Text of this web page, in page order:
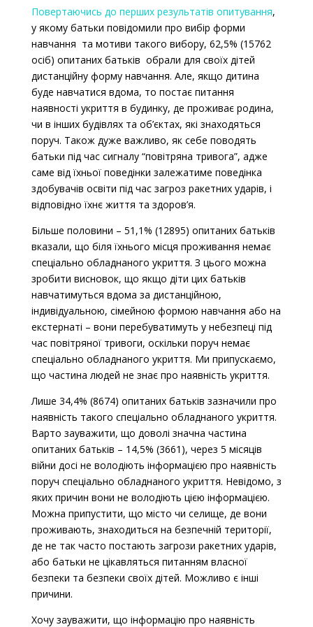
Повертаючись до перших результатів опитування,
у якому батьки повідомили про вибір форми
навчання та мотиви такого вибору, 62,5% (15762
осіб) опитаних батьків обрали для своїх дітей
дистанційну форму навчання. Але, якщо дитина
буде навчатися вдома, то постає питання
наявності укриття в будинку, де проживає родина,
чи в інших будівлях та об’єктах, які знаходяться
поруч. Також дуже важливо, як себе поводять
батьки під час сигналу “повітряна тривога”, адже
саме від їхньої поведінки залежатиме поведінка
здобувачів освіти під час загроз ракетних ударів, і
відповідно їхнє життя та здоров’я.
Більше половини – 51,1% (12895) опитаних батьків
вказали, що біля їхнього місця проживання немає
спеціально обладнаного укриття. З цього можна
зробити висновок, що якщо діти цих батьків
навчатимуться вдома за дистанційною,
індивідуальною, сімейною формою навчання або на
екстернаті – вони перебуватимуть у небезпеці під
час повітряної тривоги, оскільки поруч немає
спеціально обладнаного укриття. Ми припускаємо,
що частина людей не знає про наявність укриття.
Лише 34,4% (8674) опитаних батьків зазначили про
наявність такого спеціально обладнаного укриття.
Варто зауважити, що доволі значна частина
опитаних батьків – 14,5% (3661), через 5 місяців
війни досі не володіють інформацією про наявність
поруч спеціально обладнаного укриття. Невідомо, з
яких причин вони не володіють цією інформацією.
Можна припустити, що місто чи селище, де вони
проживають, знаходиться на безпечній території,
де не так часто постають загрози ракетних ударів,
або батьки не цікавляться питанням власної
безпеки та безпеки своїх дітей. Можливо є інші
причини.
Хочу зауважити, що інформацію про наявність